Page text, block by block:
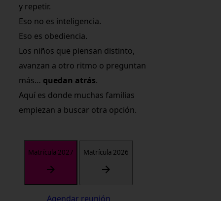
y repetir.
Eso no es inteligencia.
Eso es obediencia.
Los niños que piensan distinto,
avanzan a otro ritmo o preguntan
más… quedan atrás.
Aquí es donde muchas familias
empiezan a buscar otra opción.
Matrícula 2027 Matrícula 2026
Agendar reunión